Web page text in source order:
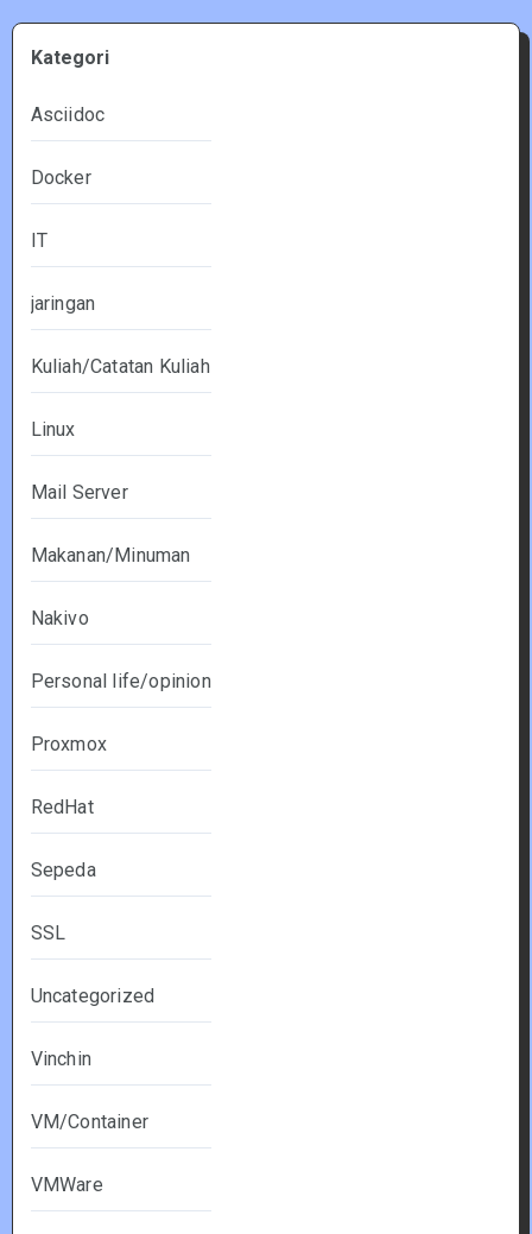
Kategori
Asciidoc
Docker
IT
jaringan
Kuliah/Catatan Kuliah
Linux
Mail Server
Makanan/Minuman
Nakivo
Personal life/opinion
Proxmox
RedHat
Sepeda
SSL
Uncategorized
Vinchin
VM/Container
VMWare